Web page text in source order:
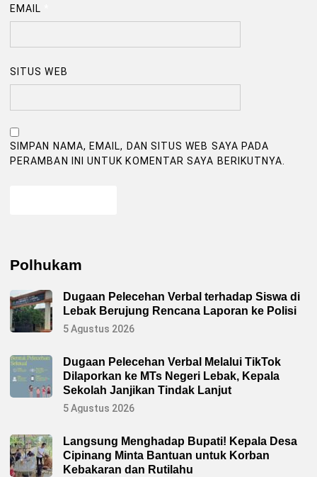
EMAIL
SITUS WEB
SIMPAN NAMA, EMAIL, DAN SITUS WEB SAYA PADA
PERAMBAN INI UNTUK KOMENTAR SAYA BERIKUTNYA.
Polhukam
Dugaan Pelecehan Verbal terhadap Siswa di
Lebak Berujung Rencana Laporan ke Polisi
5 Agustus 2026
Dugaan Pelecehan Verbal Melalui TikTok
Dilaporkan ke MTs Negeri Lebak, Kepala
Sekolah Janjikan Tindak Lanjut
5 Agustus 2026
Langsung Menghadap Bupati! Kepala Desa
Cipinang Minta Bantuan untuk Korban
Kebakaran dan Rutilahu